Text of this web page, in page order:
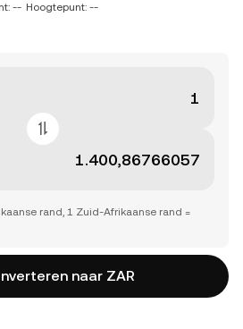
-- Hoogtepunt: --
rand, 1 Zuid-Afrikaanse rand =
naar ZAR